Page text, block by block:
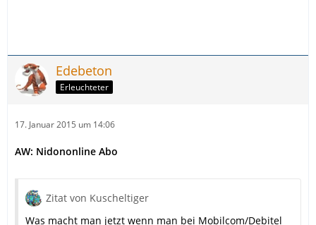
Edebeton
Erleuchteter
17. Januar 2015 um 14:06
AW: Nidononline Abo
Zitat von Kuscheltiger
Was macht man jetzt wenn man bei Mobilcom/Debitel